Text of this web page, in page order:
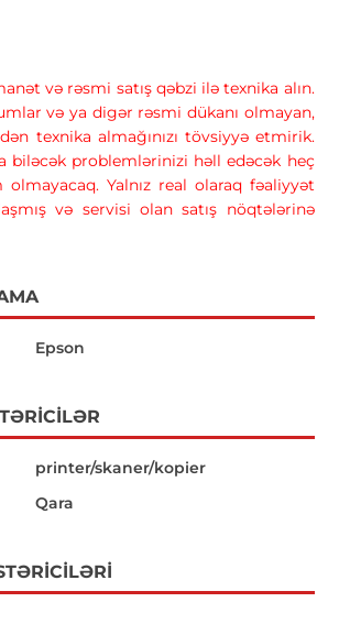
və rəsmi satış qəbzi ilə texnika alın.
və ya digər rəsmi dükanı olmayan,
texnika almağınızı tövsiyyə etmirik.
biləcək problemlərinizi həll edəcək heç
Yalnız real olaraq fəaliyyət
və servisi olan satış nöqtələrinə
Epson
printer/skaner/kopier
Qara